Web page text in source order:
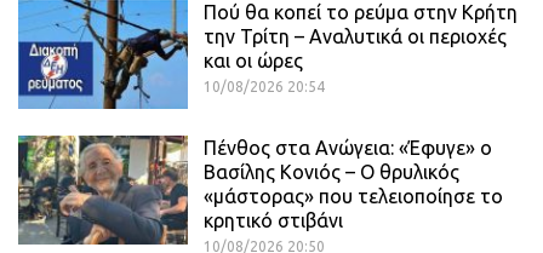
Πού θα κοπεί το ρεύμα στην Κρήτη
την Τρίτη – Αναλυτικά οι περιοχές
και οι ώρες
10/08/2026 20:54
Πένθος στα Ανώγεια: «Έφυγε» ο
Βασίλης Κονιός – Ο θρυλικός
«μάστορας» που τελειοποίησε το
κρητικό στιβάνι
10/08/2026 20:50